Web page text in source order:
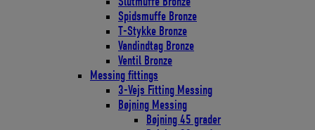
Spidsmuffe Bronze
T-Stykke Bronze
Vandindtag Bronze
Ventil Bronze
Messing fittings
3-Vejs Fitting Messing
Bøjning Messing
Bøjning 45 grader